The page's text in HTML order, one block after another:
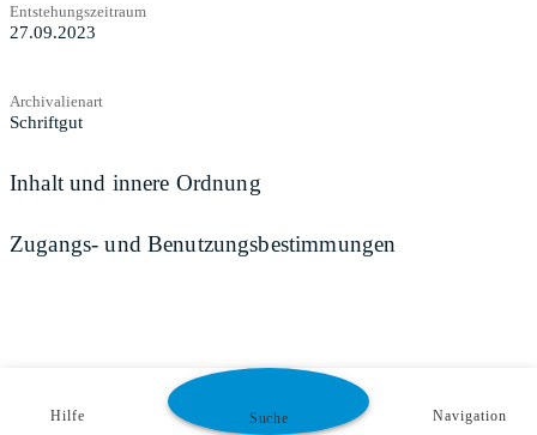
Entstehungszeitraum
27.09.2023
Archivalienart
Schriftgut
Inhalt und innere Ordnung
Zugangs- und Benutzungsbestimmungen
Hilfe Suche Navigation